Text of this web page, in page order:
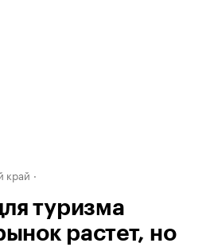
край
туризма
растет, но